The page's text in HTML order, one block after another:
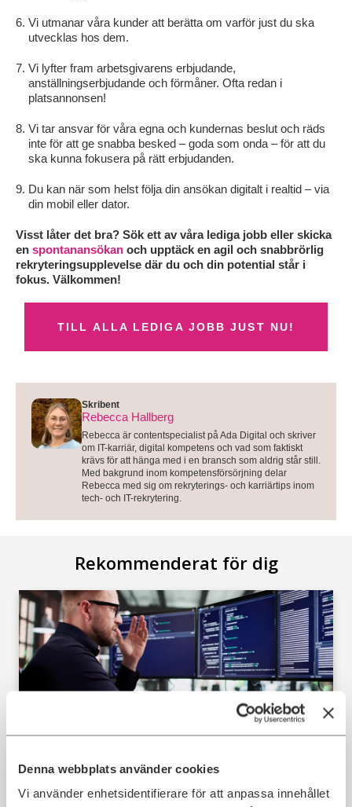
Denna webbplats använder cookies
Vi använder enhetsidentifierare för att anpassa innehållet
Vi utmanar våra kunder att berätta om varför just du ska
utvecklas hos dem.
Vi lyfter fram arbetsgivarens erbjudande,
anställningserbjudande och förmåner. Ofta redan i
platsannonsen!
Vi tar ansvar för våra egna och kundernas beslut och räds
inte för att ge snabba besked – goda som onda – för att du
ska kunna fokusera på rätt erbjudanden.
Du kan när som helst följa din ansökan digitalt i realtid – via
din mobil eller dator.
Visst låter det bra? Sök ett av våra lediga jobb eller skicka
en spontanansökan och upptäck en agil och snabbrörlig
rekryteringsupplevelse där du och din potential står i
fokus. Välkommen!
TILL ALLA LEDIGA JOBB JUST NU!
Skribent
Rebecca Hallberg
Rebecca är contentspecialist på Ada Digital och skriver
om IT-karriär, digital kompetens och vad som faktiskt
krävs för att hänga med i en bransch som aldrig står still.
Med bakgrund inom kompetensförsörjning delar
Rebecca med sig om rekryterings- och karriärtips inom
tech- och IT-rekrytering.
Rekommenderat för dig
i framtiden